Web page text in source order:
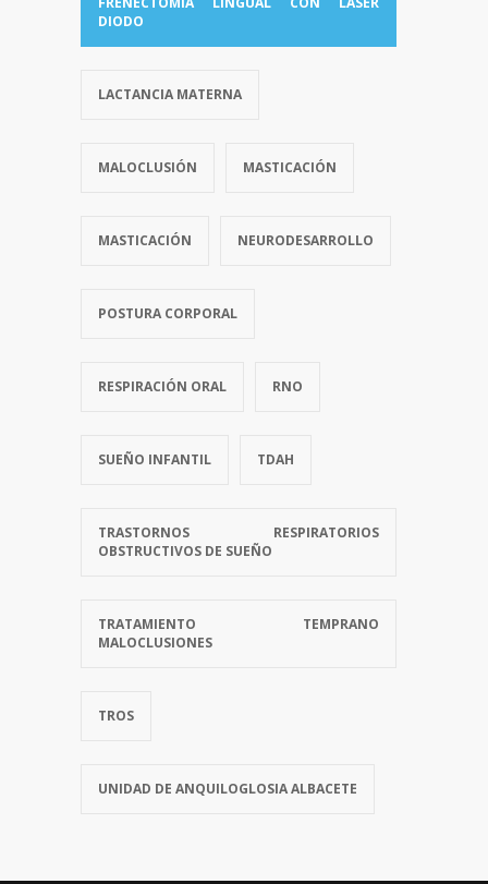
DIODO
LACTANCIA MATERNA
MALOCLUSIÓN MASTICACIÓN
MASTICACIÓN NEURODESARROLLO
POSTURA CORPORAL
RESPIRACIÓN ORAL RNO
SUEÑO INFANTIL TDAH
TRASTORNOS RESPIRATORIOS
OBSTRUCTIVOS DE SUEÑO
TRATAMIENTO TEMPRANO
MALOCLUSIONES
TROS
UNIDAD DE ANQUILOGLOSIA ALBACETE